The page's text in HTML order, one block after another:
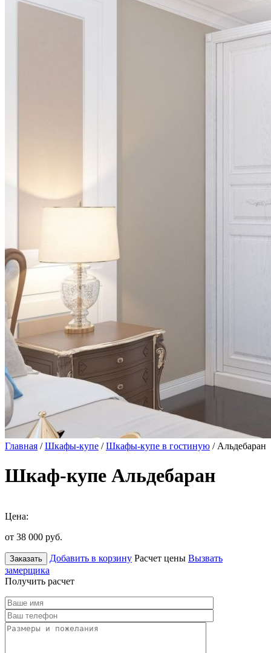
Главная /Шкафы-купе /Шкафы-купе в гостиную / Альдебаран
Шкаф-купе Альдебаран
Цена:
от 38 000 руб.
Заказать Добавить в корзину Расчет цены Вызвать
замерщика
Получить расчет